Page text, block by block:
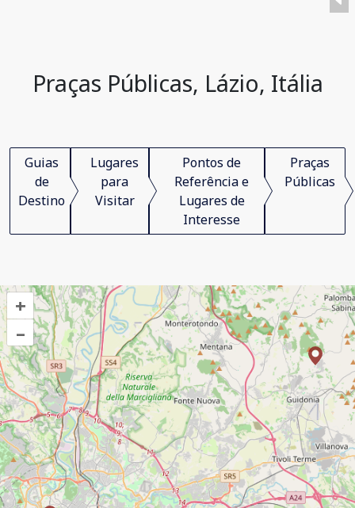
Praças Públicas, Lázio, Itália
Guias
de
Destino
Lugares
para
Visitar
Pontos de
Referência e
Lugares de
Interesse
Praças
Públicas
+
–